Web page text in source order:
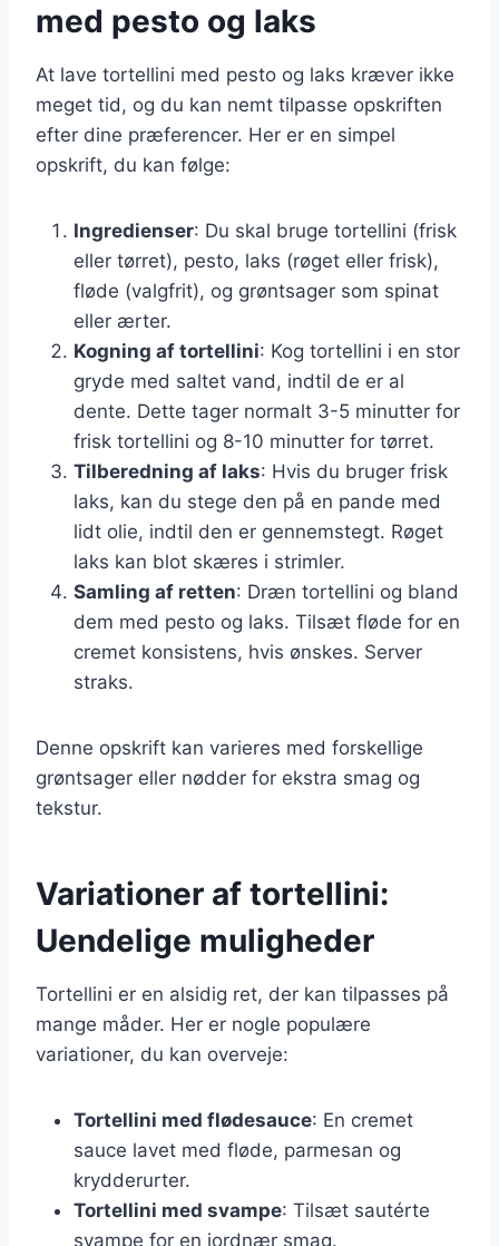
med pesto og laks
At lave tortellini med pesto og laks kræver ikke
meget tid, og du kan nemt tilpasse opskriften
efter dine præferencer. Her er en simpel
opskrift, du kan følge:
Ingredienser: Du skal bruge tortellini (frisk
eller tørret), pesto, laks (røget eller frisk),
fløde (valgfrit), og grøntsager som spinat
eller ærter.
Kogning af tortellini: Kog tortellini i en stor
gryde med saltet vand, indtil de er al
dente. Dette tager normalt 3-5 minutter for
frisk tortellini og 8-10 minutter for tørret.
Tilberedning af laks: Hvis du bruger frisk
laks, kan du stege den på en pande med
lidt olie, indtil den er gennemstegt. Røget
laks kan blot skæres i strimler.
Samling af retten: Dræn tortellini og bland
dem med pesto og laks. Tilsæt fløde for en
cremet konsistens, hvis ønskes. Server
straks.
Denne opskrift kan varieres med forskellige
grøntsager eller nødder for ekstra smag og
tekstur.
Variationer af tortellini:
Uendelige muligheder
Tortellini er en alsidig ret, der kan tilpasses på
mange måder. Her er nogle populære
variationer, du kan overveje:
Tortellini med flødesauce: En cremet
sauce lavet med fløde, parmesan og
krydderurter.
Tortellini med svampe: Tilsæt sautérte
svampe for en jordnær smag.